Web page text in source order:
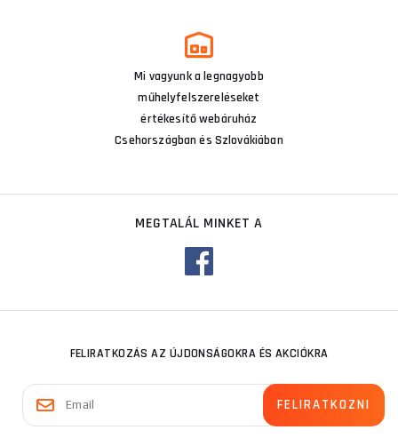
Mi vagyunk a legnagyobb
műhelyfelszereléseket
értékesítő webáruház
Csehországban és Szlovákiában
MEGTALÁL MINKET A
FELIRATKOZÁS AZ ÚJDONSÁGOKRA ÉS AKCIÓKRA